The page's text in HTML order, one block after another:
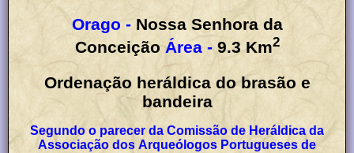
Orago - Nossa Senhora da
Conceição Área - 9.3 Km2
Ordenação heráldica do brasão e
bandeira
Segundo o parecer da Comissão de Heráldica da
Associação dos Arqueólogos Portugueses de